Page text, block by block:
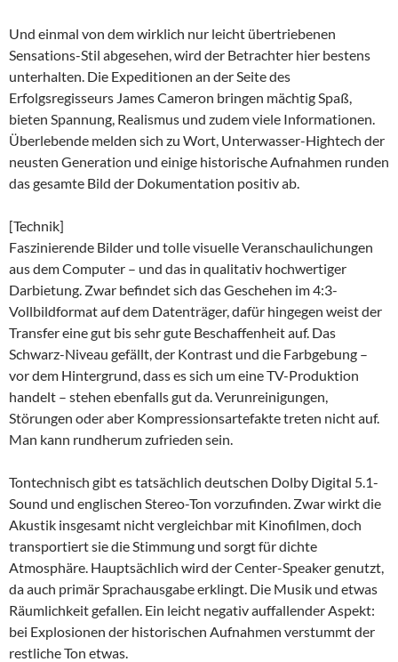
Und einmal von dem wirklich nur leicht übertriebenen
Sensations-Stil abgesehen, wird der Betrachter hier bestens
unterhalten. Die Expeditionen an der Seite des
Erfolgsregisseurs James Cameron bringen mächtig Spaß,
bieten Spannung, Realismus und zudem viele Informationen.
Überlebende melden sich zu Wort, Unterwasser-Hightech der
neusten Generation und einige historische Aufnahmen runden
das gesamte Bild der Dokumentation positiv ab.
[Technik]
Faszinierende Bilder und tolle visuelle Veranschaulichungen
aus dem Computer – und das in qualitativ hochwertiger
Darbietung. Zwar befindet sich das Geschehen im 4:3-
Vollbildformat auf dem Datenträger, dafür hingegen weist der
Transfer eine gut bis sehr gute Beschaffenheit auf. Das
Schwarz-Niveau gefällt, der Kontrast und die Farbgebung –
vor dem Hintergrund, dass es sich um eine TV-Produktion
handelt – stehen ebenfalls gut da. Verunreinigungen,
Störungen oder aber Kompressionsartefakte treten nicht auf.
Man kann rundherum zufrieden sein.
Tontechnisch gibt es tatsächlich deutschen Dolby Digital 5.1-
Sound und englischen Stereo-Ton vorzufinden. Zwar wirkt die
Akustik insgesamt nicht vergleichbar mit Kinofilmen, doch
transportiert sie die Stimmung und sorgt für dichte
Atmosphäre. Hauptsächlich wird der Center-Speaker genutzt,
da auch primär Sprachausgabe erklingt. Die Musik und etwas
Räumlichkeit gefallen. Ein leicht negativ auffallender Aspekt:
bei Explosionen der historischen Aufnahmen verstummt der
restliche Ton etwas.